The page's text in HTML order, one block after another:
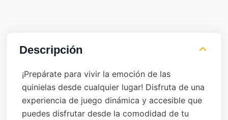
Descripción
¡Prepárate para vivir la emoción de las
quinielas desde cualquier lugar! Disfruta de una
experiencia de juego dinámica y accesible que
puedes disfrutar desde la comodidad de tu